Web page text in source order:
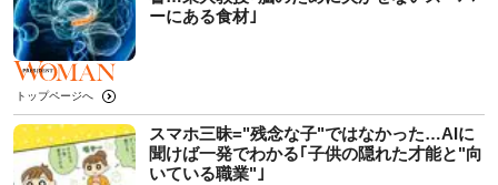
ーにある食材｣
トップページへ
スマホ三昧="残念な子"ではなかった…AIに
聞けば一発でわかる｢子供の隠れた才能と"向
いている職業"｣